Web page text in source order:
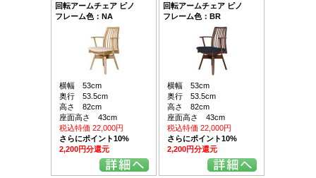
回転アームチェア ピノ
フレーム色：NA
横幅 53cm
奥行 53.5cm
高さ 82cm
座面高さ 43cm
税込特価 22,000円
さらにポイント10%
2,200円分還元
回転アームチェア ピノ
フレーム色：BR
横幅 53cm
奥行 53.5cm
高さ 82cm
座面高さ 43cm
税込特価 22,000円
さらにポイント10%
2,200円分還元